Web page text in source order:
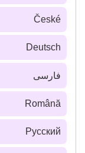
České
Deutsch
فارسى
Română
Русский